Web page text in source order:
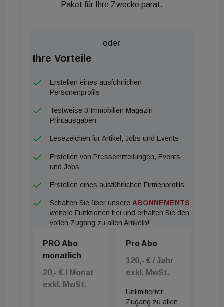
Ladestation für Elektrofahrzeuge installiert.
Paket für Ihre Zwecke parat.
oder
Ihre Vorteile
Erstellen eines ausführlichen
Personenprofils
Testweise 3 Immobilien Magazin
Printausgaben
Lesezeichen für Artikel, Jobs und Events
Erstellen von Pressemitteilungen, Events
und Jobs
Erstellen eines ausführlichen Firmenprofils
Schalten Sie über unsere ABONNEMENTS
weitere Funktionen frei und erhalten Sie den
vollen Zugang zu allen Artikeln!
PRO Abo
monatlich
20,- € / Monat
exkl. MwSt.
Pro Abo
120,- € / Jahr
exkl. MwSt.
Unlimitierter
Zugang zu allen